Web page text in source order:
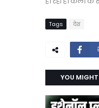
Tags देश
YOU MIGHT